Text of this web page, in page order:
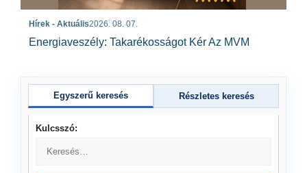
Hírek - Aktuális2026. 08. 07.
Energiaveszély: Takarékosságot Kér Az MVM
Egyszerű keresés Részletes keresés
Kulcsszó: